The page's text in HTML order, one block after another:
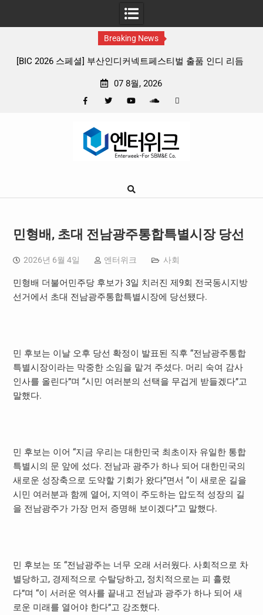
Breaking News
리듬
판타지 케이팝 애니메이션 ‘고스트밴드’ 8월 26일(수) 개봉
07 8월, 2026
Google
민형배, 초대 전남광주통합특별시장 당선
2026년 6월 4일 엔터위크 사회
민형배 더불어민주당 후보가 3일 치러진 제9회 전국동시지방
선거에서 초대 전남광주통합특별시장에 당선됐다.
민 후보는 이날 오후 당선 확정이 발표된 직후 “전남광주통합
특별시장이라는 막중한 소임을 맡겨 주셨다. 머리 숙여 감사
인사를 올린다”며 “시민 여러분의 선택을 무겁게 받들겠다”고
말했다.
민 후보는 이어 “지금 우리는 대한민국 최초이자 유일한 통합
특별시의 문 앞에 섰다. 전남과 광주가 하나 되어 대한민국의
새로운 성장축으로 도약할 기회가 왔다”면서 “이 새로운 길을
시민 여러분과 함께 열어, 지역이 주도하는 압도적 성장의 길
을 전남광주가 가장 먼저 증명해 보이겠다”고 말했다.
민 후보는 또 “전남광주는 너무 오래 서러웠다. 사회적으로 차
별당하고, 경제적으로 수탈당하고, 정치적으로는 피 흘렸
다”며 “이 서러운 역사를 끝내고 전남과 광주가 하나 되어 새
로운 미래를 열어야 한다”고 강조했다.